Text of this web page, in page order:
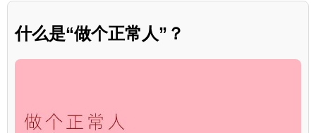
什么是“做个正常人”？